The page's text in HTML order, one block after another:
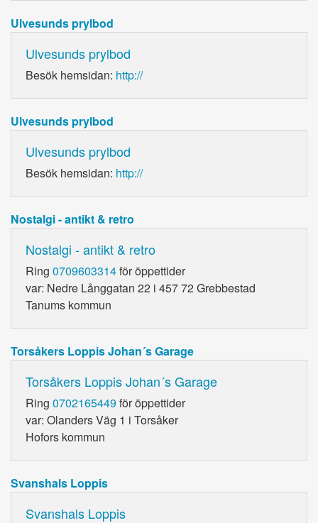
Ulvesunds prylbod
Ulvesunds prylbod
Besök hemsidan: http://
Ulvesunds prylbod
Ulvesunds prylbod
Besök hemsidan: http://
Nostalgi - antikt & retro
Nostalgi - antikt & retro
Ring 0709603314för öppettider
var: Nedre Långgatan 22 i 457 72 Grebbestad
Tanums kommun
Torsåkers Loppis Johan´s Garage
Torsåkers Loppis Johan´s Garage
Ring 0702165449för öppettider
var: Olanders Väg 1 i Torsåker
Hofors kommun
Svanshals Loppis
Svanshals Loppis